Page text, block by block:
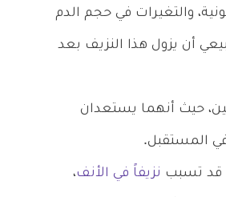
والتغيرات في حجم الدم
أن يزول هذا النزيف بعد
حيث أنهما يستعدان
المستقبل.
قد تسبب نزيفاً في الأنف،